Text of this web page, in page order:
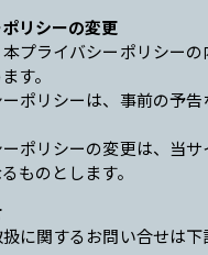
リシーの変更
プライバシーポリシー
す。
ポリシーは、事前の予
ポリシーの変更は、当
ものとします。
に関するお問い合せは